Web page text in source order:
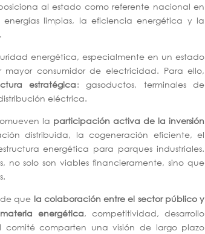
al estado como referente nacional en
limpias, la eficiencia energética y la
energética, especialmente en un estado
consumidor de electricidad. Para ello,
estratégica: gasoductos, terminales de
eléctrica.
la participación activa de la inversión
distribuida, la cogeneración eficiente, el
energética para parques industriales.
no solo son viables financieramente, sino que
que la colaboración entre el sector público y
energética, competitividad, desarrollo
comité comparten una visión de largo plazo